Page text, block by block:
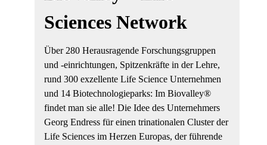
Sciences Network
Über 280 Herausragende Forschungsgruppen
und -einrichtungen, Spitzenkräfte in der Lehre,
rund 300 exzellente Life Science Unternehmen
und 14 Biotechnologieparks: Im Biovalley®
findet man sie alle! Die Idee des Unternehmers
Georg Endress für einen trinationalen Cluster der
Life Sciences im Herzen Europas, der führende